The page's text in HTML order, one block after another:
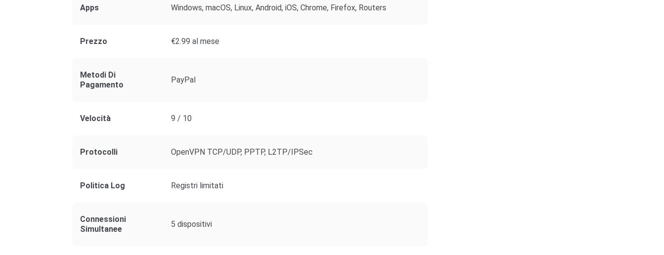
Apps Windows, macOS, Linux, Android, iOS, Chrome, Firefox, Routers
Prezzo €2.99 al mese
Metodi Di
Pagamento
PayPal
Velocità 9 / 10
Protocolli OpenVPN TCP/UDP, PPTP, L2TP/IPSec
Politica Log Registri limitati
Connessioni
Simultanee
5 dispositivi